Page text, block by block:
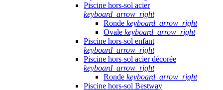
Piscine hors-sol acier
keyboard_arrow_right
Ronde keyboard_arrow_right
Ovale keyboard_arrow_right
Piscine hors-sol enfant
keyboard_arrow_right
Piscine hors-sol acier décorée
keyboard_arrow_right
Ronde keyboard_arrow_right
Piscine hors-sol Bestway